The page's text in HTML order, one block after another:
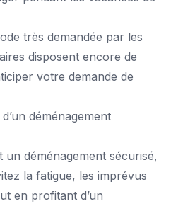
très demandée par les
disposent encore de
votre demande de
déménagement
déménagement sécurisé,
la fatigue, les imprévus
en profitant d’un